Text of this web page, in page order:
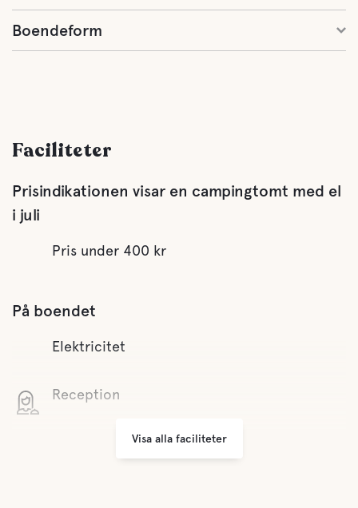
Boendeform
Faciliteter
Prisindikationen visar en campingtomt med el
i juli
Pris under 400 kr
På boendet
Elektricitet
Reception
Visa alla faciliteter